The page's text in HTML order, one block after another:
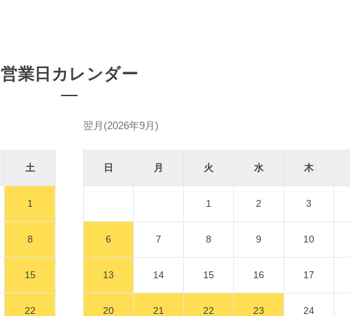
営業日カレンダー
土
1
8
15
22
翌月(2026年9月)
日 月 火 水 木
1 2 3
6 7 8 9 10
13 14 15 16 17
20 21 22 23 24